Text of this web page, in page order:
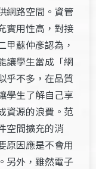
網路空間。資管
實用性高，對接
甲蘇仲彥認為，
讓學生當成「網
乎不多，在品質
學生了解自己享
資源的浪費。范
空間擴充的消
原因應是不會用
另外，雖然電子